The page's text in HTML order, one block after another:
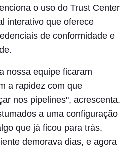
o uso do Trust Center
interativo que oferece
de conformidade e
nossa equipe ficaram
a rapidez com que
nos pipelines", acrescenta.
a uma configuração
que já ficou para trás.
demorava dias, e agora